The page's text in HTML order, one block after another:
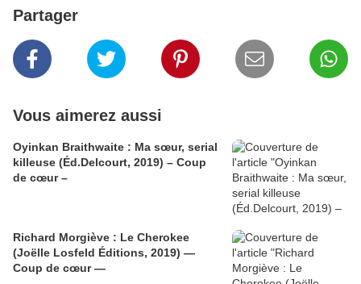
Partager
Vous aimerez aussi
Oyinkan Braithwaite : Ma sœur, serial
killeuse (Éd.Delcourt, 2019) – Coup
de cœur –
Richard Morgiève : Le Cherokee
(Joëlle Losfeld Éditions, 2019) —
Coup de cœur —